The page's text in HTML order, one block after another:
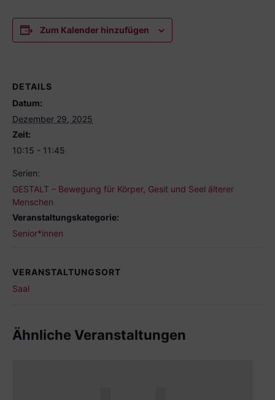
Zum Kalender hinzufügen
DETAILS
Datum:
Dezember 29, 2025
Zeit:
10:15 - 11:45
Serien:
GESTALT – Bewegung für Körper, Gesit und Seel älterer
Menschen
Veranstaltungskategorie:
Senior*innen
VERANSTALTUNGSORT
Saal
Ähnliche Veranstaltungen